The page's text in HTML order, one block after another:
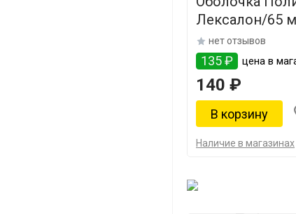
Лексалон/65
нет отзывов
135 ₽ цена в
140 ₽
Наличие в магазинах